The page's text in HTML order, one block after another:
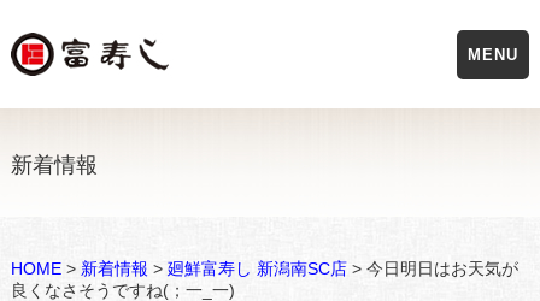
新着情報
HOME> 新着情報 > 廻鮮富寿し 新潟南SC店> 今日明日はお天気が
良くなさそうですね(；一_一)
MENU